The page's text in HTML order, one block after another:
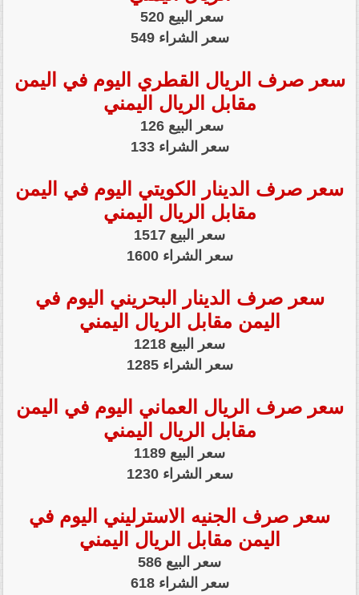
سعر البيع 520
سعر الشراء 549
سعر صرف الريال القطري اليوم في اليمن
مقابل الريال اليمني
سعر البيع 126
سعر الشراء 133
سعر صرف الدينار الكويتي اليوم في اليمن
مقابل الريال اليمني
سعر البيع 1517
سعر الشراء 1600
سعر صرف الدينار البحريني اليوم في
اليمن مقابل الريال اليمني
سعر البيع 1218
سعر الشراء 1285
سعر صرف الريال العماني اليوم في اليمن
مقابل الريال اليمني
سعر البيع 1189
سعر الشراء 1230
سعر صرف الجنيه الاسترليني اليوم في
اليمن مقابل الريال اليمني
سعر البيع 586
سعر الشراء 618